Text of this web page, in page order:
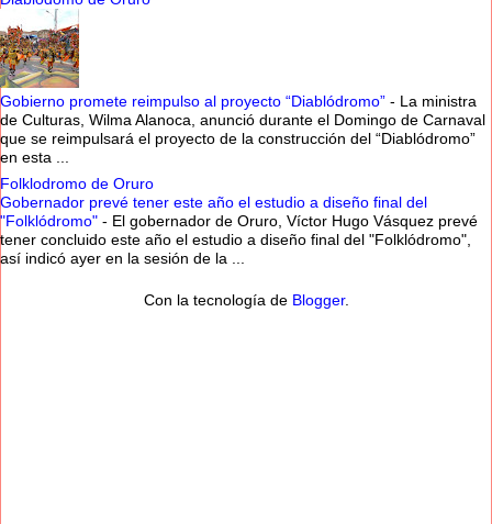
Gobierno promete reimpulso al proyecto “Diablódromo” - La ministra
de Culturas, Wilma Alanoca, anunció durante el Domingo de Carnaval
que se reimpulsará el proyecto de la construcción del “Diablódromo”
en esta ...
Folklodromo de Oruro
Gobernador prevé tener este año el estudio a diseño final del
"Folklódromo" - El gobernador de Oruro, Víctor Hugo Vásquez prevé
tener concluido este año el estudio a diseño final del "Folklódromo",
así indicó ayer en la sesión de la ...
Con la tecnología de Blogger.